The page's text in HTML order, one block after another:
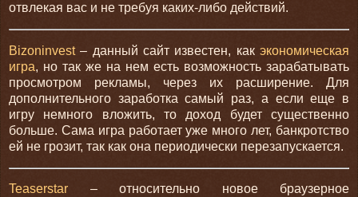
отвлекая вас и не требуя каких-либо действий.
Bizoninvest– данный сайт известен, как экономическая
игра, но так же на нем есть возможность зарабатывать
просмотром рекламы, через их расширение. Для
дополнительного заработка самый раз, а если еще в
игру немного вложить, то доход будет существенно
больше. Сама игра работает уже много лет, банкротство
ей не грозит, так как она периодически перезапускается.
Teaserstar – относительно новое браузерное